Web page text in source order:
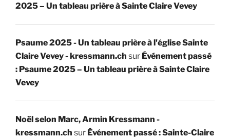
2025 – Un tableau prière à Sainte Claire Vevey
Psaume 2025 - Un tableau prière à l'église Sainte
Claire Vevey - kressmann.ch sur Événement passé
: Psaume 2025 – Un tableau prière à Sainte Claire
Vevey
Noël selon Marc, Armin Kressmann -
kressmann.ch sur Événement passé : Sainte-Claire